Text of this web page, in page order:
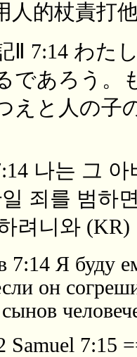
人的杖責打
Ⅱ 7:14 わた
であろう。
えと人の子
나는 그
죄를 범하
려니와 (KR)
7:14 Я буду
он
Samuel 7:15